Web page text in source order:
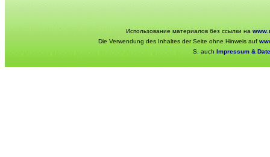
Использование материалов без ссылки на
Die Verwendung des Inhaltes der Seite ohne Hinweis auf
S. auch
Impressum &